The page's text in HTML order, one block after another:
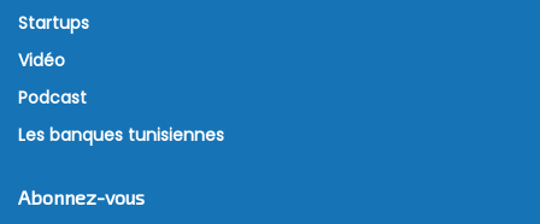
Startups
Vidéo
Podcast
Les banques tunisiennes
Abonnez-vous